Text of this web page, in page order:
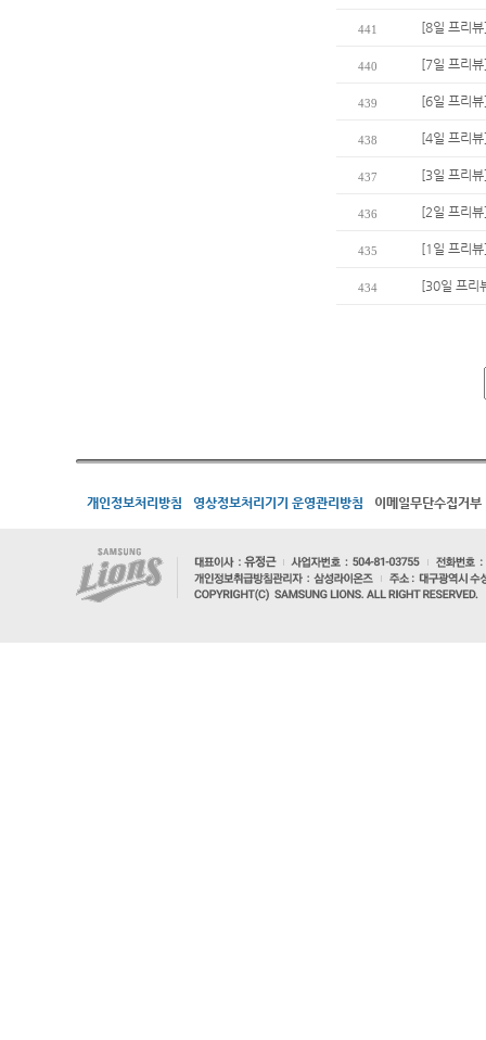
441 [8일 프리
440 [7일 프리
439 [6일 프리
438 [4일 프리
437 [3일 프리
436 [2일 프리
435 [1일 프리
434 [30일 프리
개인정보처리방침 영상정보처리기기 운영관리방침 이메일무단수집거부